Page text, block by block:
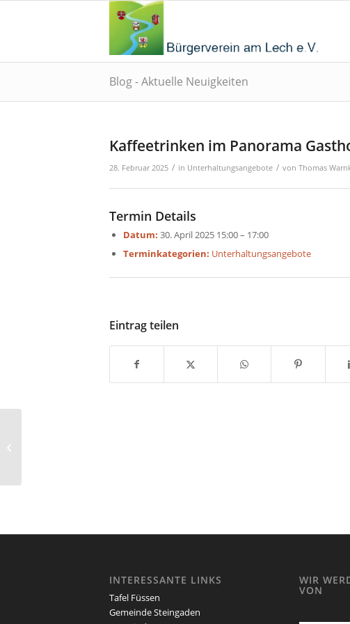
Blog - Aktuelle Neuigkeiten
Kaffeetrinken im Panorama
28. Februar 2025 / in Unterhaltungsangebote / von Thomas
Termin Details
Datum: 30. April 2025 15:00– 17:00
Terminkategorien: Unterhaltungsangebote
Eintrag teilen
INTERESSANTE LINKS
Tafel Füssen
Gemeinde Steingaden
WIR
VON